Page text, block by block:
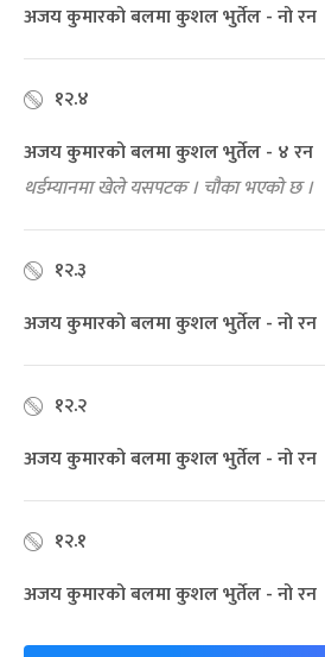
अजय कुमारको बलमा कुशल भुर्तेल - नो रन
१२.४
अजय कुमारको बलमा कुशल भुर्तेल - ४ रन
थर्डम्यानमा खेले यसपटक । चौका भएको छ ।
१२.३
अजय कुमारको बलमा कुशल भुर्तेल - नो रन
१२.२
अजय कुमारको बलमा कुशल भुर्तेल - नो रन
१२.१
अजय कुमारको बलमा कुशल भुर्तेल - नो रन